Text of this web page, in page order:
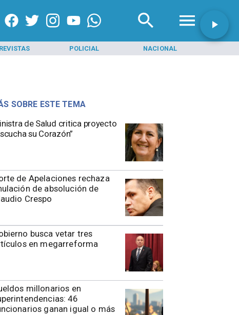
POLICIAL NACIONAL
de Salud critica proyecto
su Corazón”
de Apelaciones rechaza
de absolución de
Crespo
busca vetar tres
en megarreforma
millonarios en
46
ganan igual o más
SOBRE ESTE TEMA